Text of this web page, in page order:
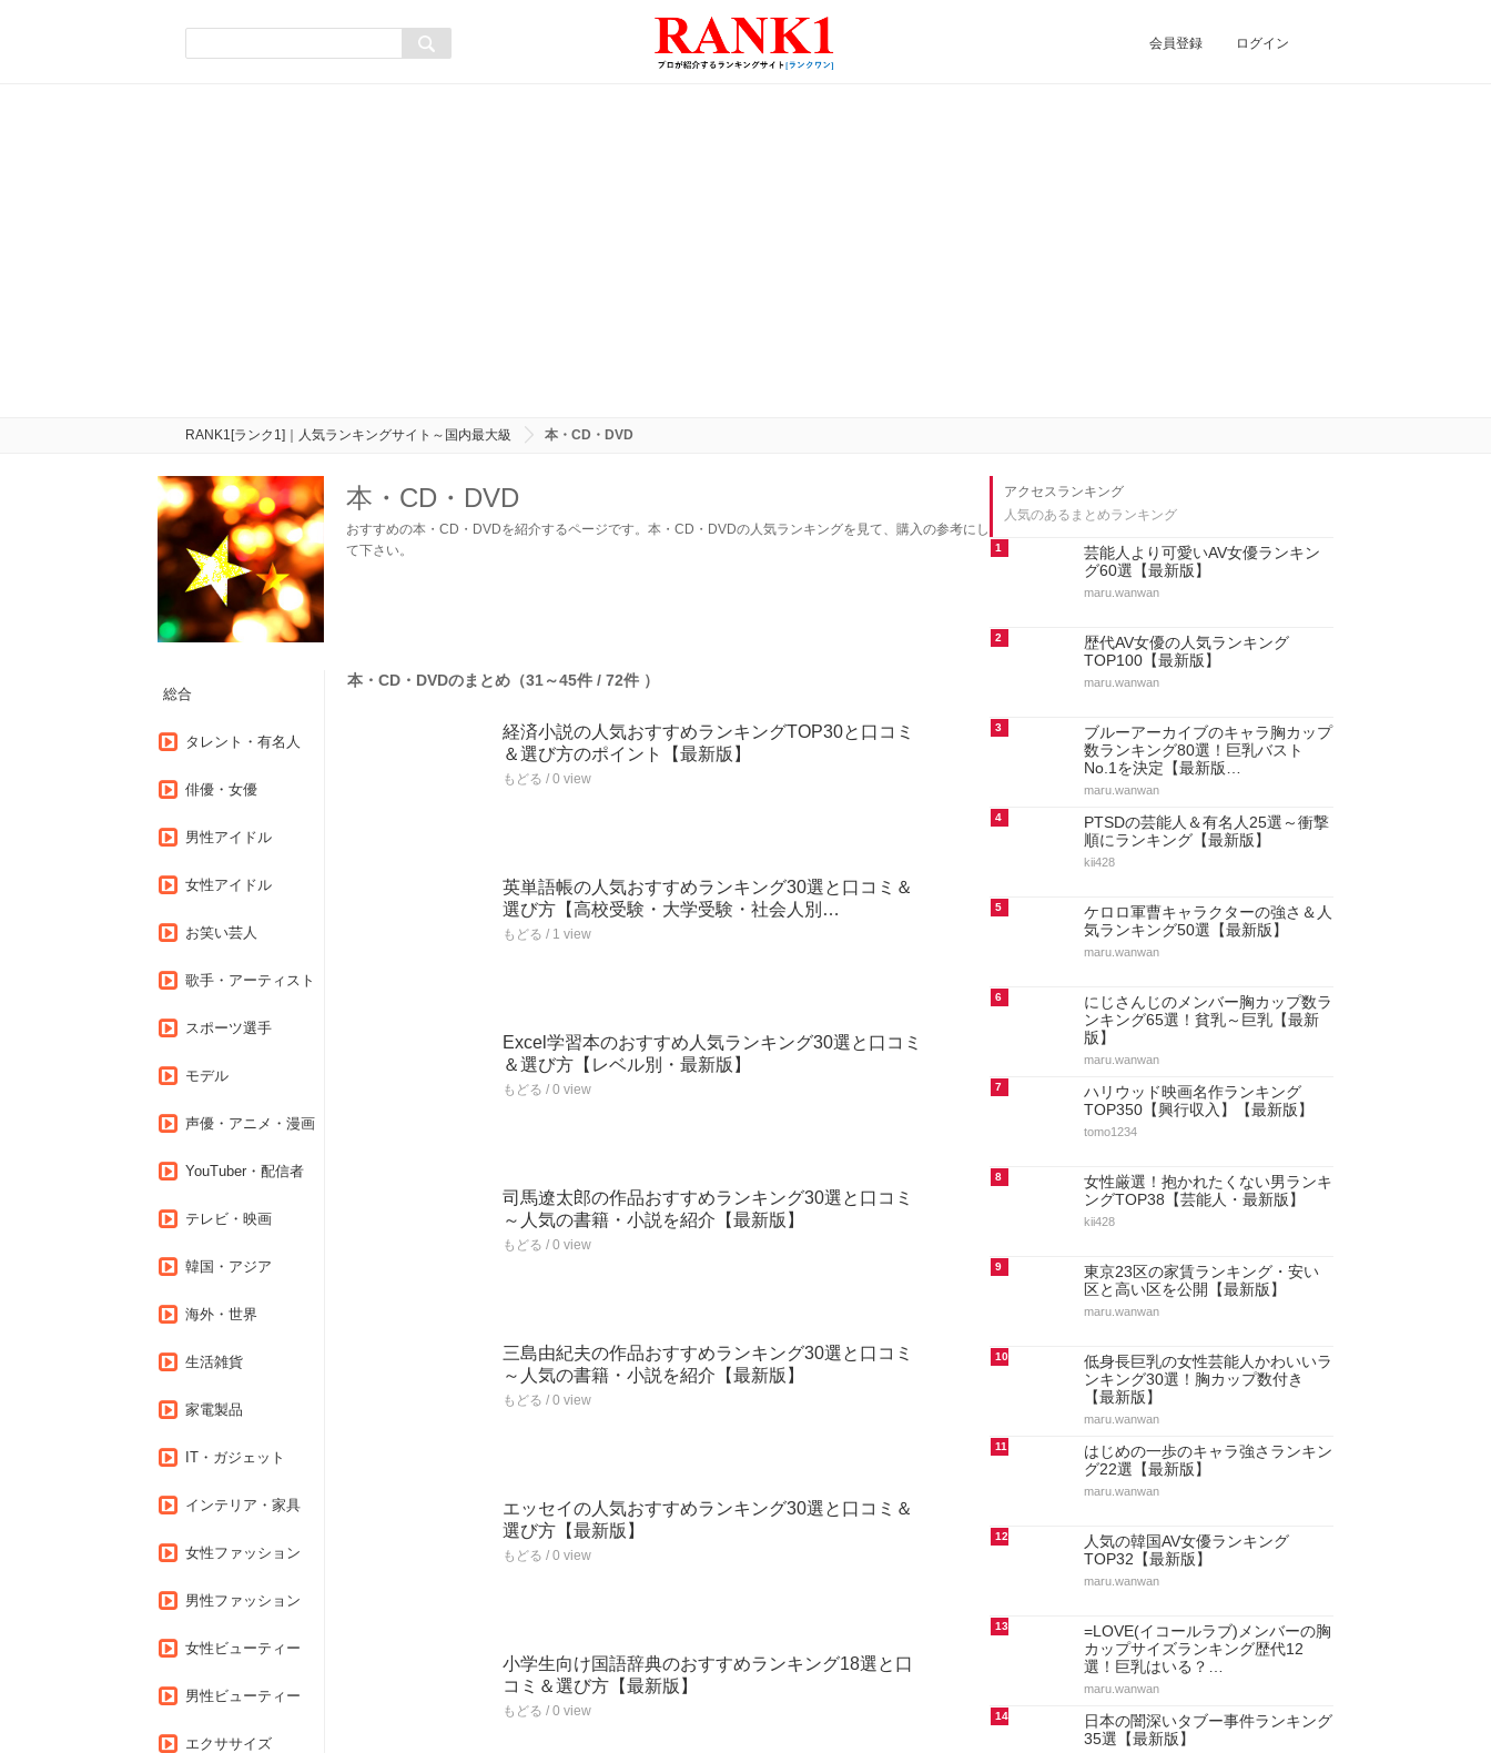
会員登録 ログイン
RANK1[ランク1]｜人気ランキングサイト～国内最大級 本・CD・DVD
本・CD・DVD
おすすめの本・CD・DVDを紹介するページです。本・CD・DVDの人気ランキングを見て、購入の参考にし
て下さい。
総合
タレント・有名人
俳優・女優
男性アイドル
女性アイドル
お笑い芸人
歌手・アーティスト
スポーツ選手
モデル
声優・アニメ・漫画
YouTuber・配信者
テレビ・映画
韓国・アジア
海外・世界
生活雑貨
家電製品
IT・ガジェット
インテリア・家具
女性ファッション
男性ファッション
女性ビューティー
男性ビューティー
エクササイズ
本・CD・DVDのまとめ（31～45件 / 72件 ）
経済小説の人気おすすめランキングTOP30と口コミ
＆選び方のポイント【最新版】
もどる / 0 view
英単語帳の人気おすすめランキング30選と口コミ＆
選び方【高校受験・大学受験・社会人別…
もどる / 1 view
Excel学習本のおすすめ人気ランキング30選と口コミ
＆選び方【レベル別・最新版】
もどる / 0 view
司馬遼太郎の作品おすすめランキング30選と口コミ
～人気の書籍・小説を紹介【最新版】
もどる / 0 view
三島由紀夫の作品おすすめランキング30選と口コミ
～人気の書籍・小説を紹介【最新版】
もどる / 0 view
エッセイの人気おすすめランキング30選と口コミ＆
選び方【最新版】
もどる / 0 view
小学生向け国語辞典のおすすめランキング18選と口
コミ＆選び方【最新版】
もどる / 0 view
アクセスランキング
人気のあるまとめランキング
1
芸能人より可愛いAV女優ランキン
グ60選【最新版】
maru.wanwan
2
歴代AV女優の人気ランキング
TOP100【最新版】
maru.wanwan
3
ブルーアーカイブのキャラ胸カップ
数ランキング80選！巨乳バスト
No.1を決定【最新版…
maru.wanwan
4
PTSDの芸能人＆有名人25選～衝撃
順にランキング【最新版】
kii428
5
ケロロ軍曹キャラクターの強さ＆人
気ランキング50選【最新版】
maru.wanwan
6
にじさんじのメンバー胸カップ数ラ
ンキング65選！貧乳～巨乳【最新
版】
maru.wanwan
7
ハリウッド映画名作ランキング
TOP350【興行収入】【最新版】
tomo1234
8
女性厳選！抱かれたくない男ランキ
ングTOP38【芸能人・最新版】
kii428
9
東京23区の家賃ランキング・安い
区と高い区を公開【最新版】
maru.wanwan
10
低身長巨乳の女性芸能人かわいいラ
ンキング30選！胸カップ数付き
【最新版】
maru.wanwan
11
はじめの一歩のキャラ強さランキン
グ22選【最新版】
maru.wanwan
12
人気の韓国AV女優ランキング
TOP32【最新版】
maru.wanwan
13
=LOVE(イコールラブ)メンバーの胸
カップサイズランキング歴代12
選！巨乳はいる？…
maru.wanwan
14
日本の闇深いタブー事件ランキング
35選【最新版】